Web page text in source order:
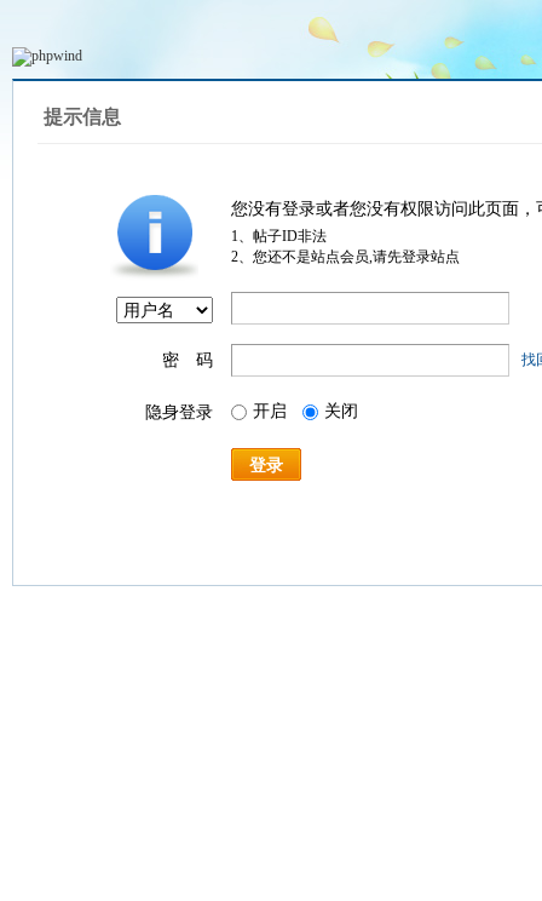
提示信息
您没有登录或者您没有权限访问此页面
1、帖子ID非法
2、您还不是站点会员,请先登录站点
密 码 找
隐身登录 开启 关闭
登录